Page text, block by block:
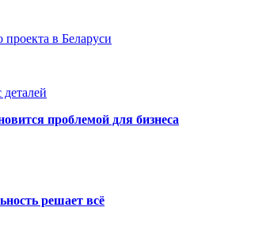
в Беларуси
проблемой для бизнеса
решает всё